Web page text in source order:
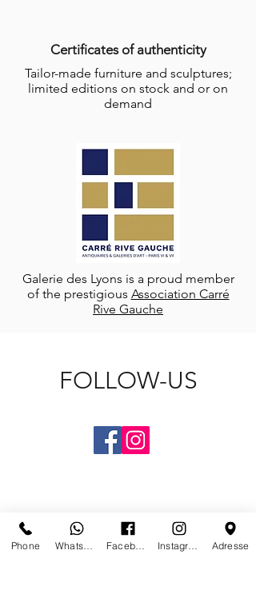
Certificates of authenticity
Tailor-made furniture and sculptures;
limited editions on stock and or on
demand
Galerie des Lyons is a proud member
of the prestigious Association Carré
Rive Gauche
FOLLOW-US
Phone Adresse